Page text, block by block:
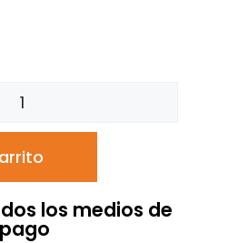
los medios de
pago